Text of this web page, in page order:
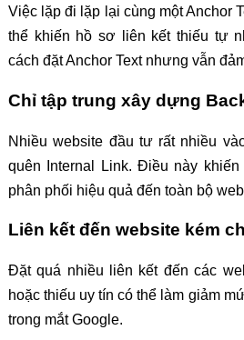
Việc lặp đi lặp lại cùng một Anchor
thể khiến hồ sơ liên kết thiếu tự
cách đặt Anchor Text nhưng vẫn
Chỉ tập trung xây dựng
Nhiều website đầu tư rất nhiều
quên Internal Link. Điều này
phân phối hiệu quả đến toàn bộ
Liên kết đến website kém
Đặt quá nhiều liên kết đến các
hoặc thiếu uy tín có thể làm giảm
trong mắt Google.